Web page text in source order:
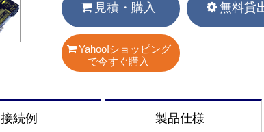
見積・購入 無料貸
Yahoo!ショッピング
で今すぐ購入
接続例 製品仕様